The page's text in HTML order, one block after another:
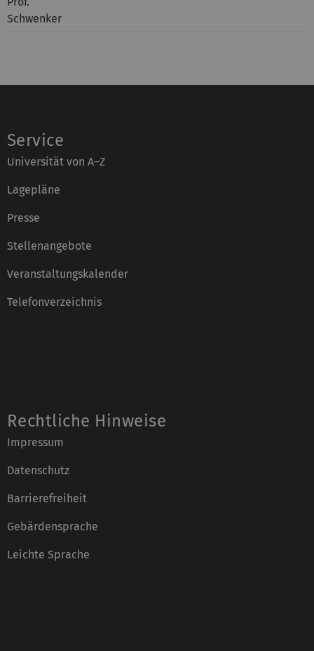
Schwenker
Service
Universität von A–Z
Lagepläne
Presse
Stellenangebote
Veranstaltungskalender
Telefonverzeichnis
Rechtliche Hinweise
Impressum
Datenschutz
Barrierefreiheit
Gebärdensprache
Leichte Sprache